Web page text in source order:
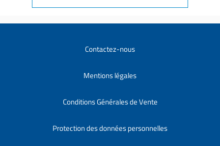
Contactez-nous
Mentions légales
Conditions Générales de Vente
Protection des données personnelles